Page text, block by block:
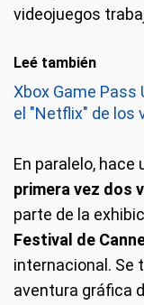
videojuegos
Leé también
Xbox Game
el "Netflix" de los
En paralelo,
primera vez dos
parte de la
Festival de
internacional. Se
aventura gráfica